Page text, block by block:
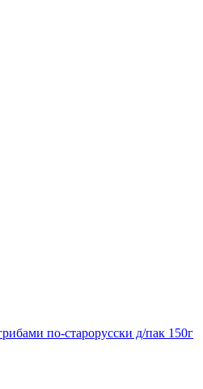
по-старорусски д/пак 150г